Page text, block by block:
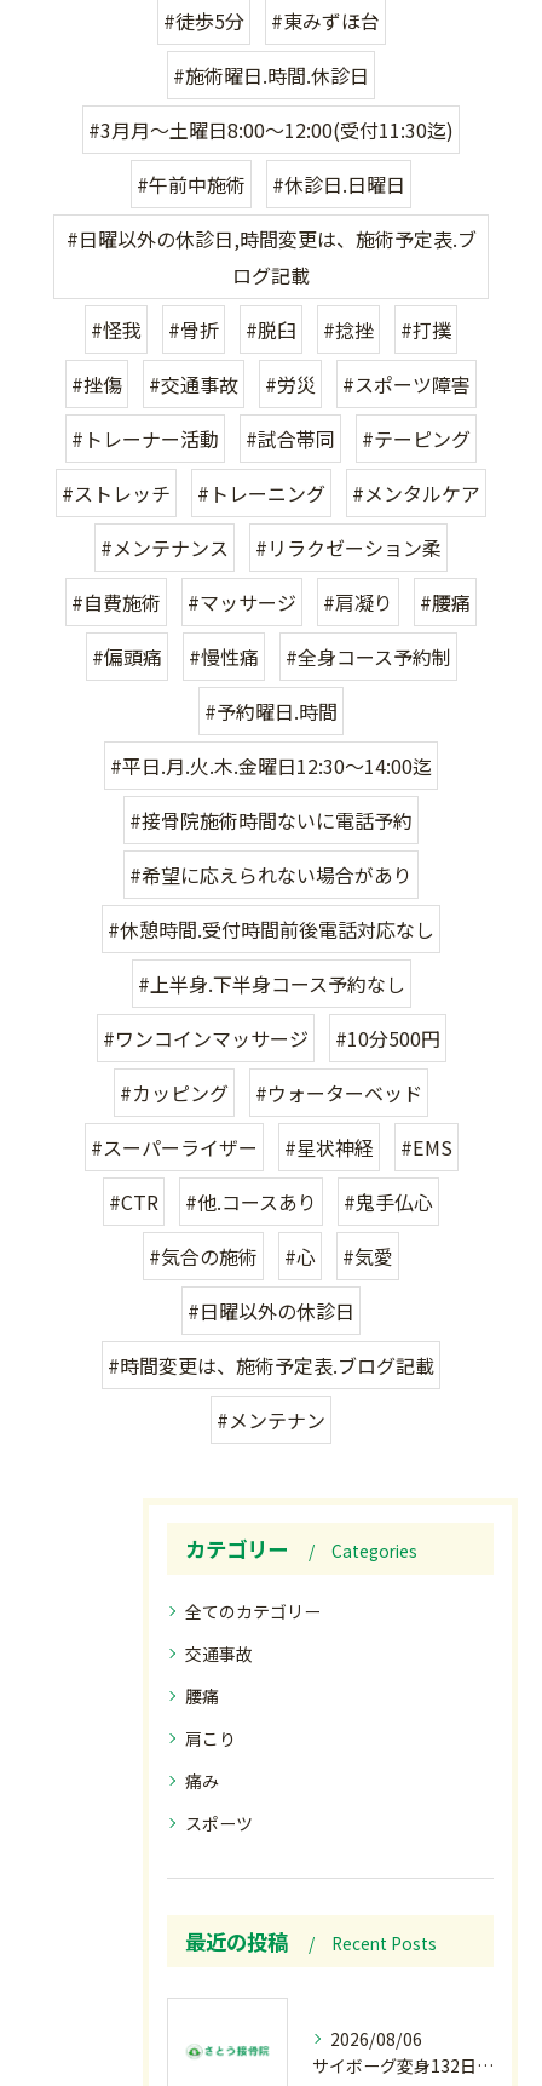
#徒歩5分
#東みずほ台
#施術曜日.時間.休診日
#3月月〜土曜日8:00〜12:00(受付11:30迄)
#午前中施術
#休診日.日曜日
#日曜以外の休診日,時間変更は、施術予定表.ブ
ログ記載
#怪我
#骨折 #脱臼 #捻挫
#打撲
#挫傷
#交通事故 #労災
#スポーツ障害
#トレーナー活動
#試合帯同
#テーピング
#ストレッチ
#トレーニング
#メンタルケア
#メンテナンス
#リラクゼーション柔
#自費施術
#マッサージ #肩凝り
#腰痛
#偏頭痛
#慢性痛
#全身コース予約制
#予約曜日.時間
#平日.月.火.木.金曜日12:30〜14:00迄
#接骨院施術時間ないに電話予約
#希望に応えられない場合があり
#休憩時間.受付時間前後電話対応なし
#上半身.下半身コース予約なし
#ワンコインマッサージ
#10分500円
#カッピング
#ウォーターベッド
#スーパーライザー
#星状神経
#EMS
#CTR
#他.コースあり
#鬼手仏心
#気合の施術
#心
#気愛
#日曜以外の休診日
#時間変更は、施術予定表.ブログ記載
#メンテナン
カテゴリー Categories
全てのカテゴリー
交通事故
腰痛
肩こり
痛み
スポーツ
最近の投稿 Recent Posts
2026/08/06
サイボーグ変身132日目.お知らせ.和歌山.インターハイ.柔道開幕…木曜の朝〜